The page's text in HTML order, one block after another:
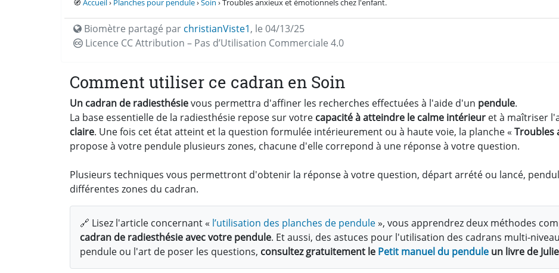
Biomètre partagé par christianViste1, le 04/13/25
Licence CCAttribution – Pas d’Utilisation Commerciale 4.0
Comment utiliser ce cadran en Soin
Un cadran de radiesthésievous permettra d'affiner les recherches effectuées à l'aide d'un pendule.
La base essentielle de la radiesthésie repose sur votre capacité à atteindre le calme intérieur et à maîtriser
claire. Une fois cet état atteint et la question formulée intérieurement ou à haute voie, la planche « Troubles
propose à votre pendule plusieurs zones, chacune d'elle correpond à une réponse à votre question.
Plusieurs techniques vous permettront d'obtenir la réponse à votre question, départ arrété ou lancé,
différentes zones du cadran.
🔗 Lisez l'article concernant « l’utilisation des planches de pendule», vous apprendrez deux méthodes
cadran de radiesthésie avec votre pendule. Et aussi, des astuces pour l'utilisation des cadrans multi-
pendule ou l'art de poser les questions, consultez gratuitement le Petit manuel du pendule un livre de